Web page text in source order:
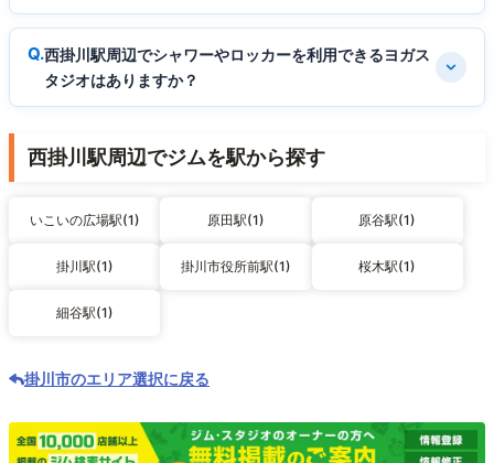
西掛川駅周辺でシャワーやロッカーを利用できるヨガス
タジオはありますか？
西掛川駅周辺でジムを駅から探す
いこいの広場駅(1) 原田駅(1) 原谷駅(1)
掛川駅(1) 掛川市役所前駅(1) 桜木駅(1)
細谷駅(1)
掛川市のエリア選択に戻る